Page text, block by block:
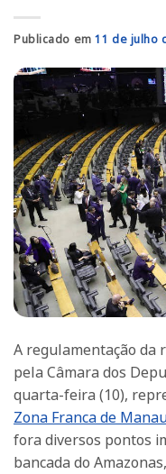
Publicado em11 de julho
A regulamentação
pela Câmara dos
quarta-feira (10),
Zona Franca de
fora diversos pontos
bancada do